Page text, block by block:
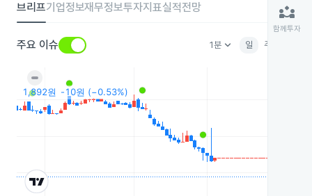
브리프기업정보재무정보투자지표실적전망
주요 이슈 1분keyboard_arrow_down 일 주
partner_exchange
함께투자